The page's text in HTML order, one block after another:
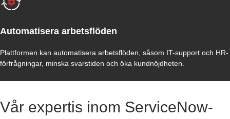
Automatisera arbetsflöden
Plattformen kan automatisera arbetsflöden, såsom IT-support och HR-
förfrågningar, minska svarstiden och öka kundnöjdheten.
Vår expertis inom ServiceNow-